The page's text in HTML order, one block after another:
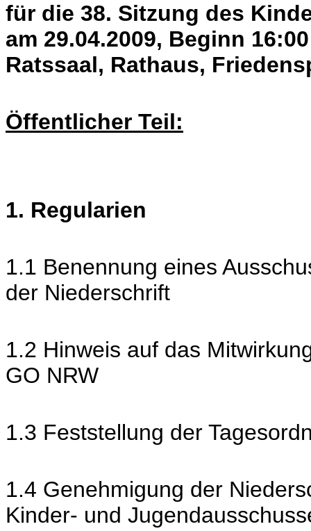
für die 38. Sitzung des
am 29.04.2009, Beginn
Ratssaal, Rathaus,
Öffentlicher Teil:
1. Regularien
1.1 Benennung eines
der Niederschrift
1.2 Hinweis auf das
GO NRW
1.3 Feststellung der
1.4 Genehmigung der
Kinder- und